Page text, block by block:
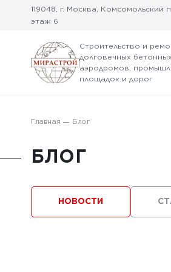
119048, г. Москва, Комсомольский
этаж 6
Строительство и
долговечных
аэродромов,
площадок и дорог
Главная Блог
БЛОГ
НОВОСТИ